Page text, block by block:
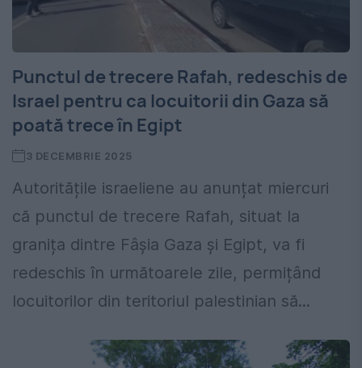
Punctul de trecere Rafah, redeschis de
Israel pentru ca locuitorii din Gaza să
poată trece în Egipt
3 DECEMBRIE 2025
Autoritățile israeliene au anunțat miercuri
că punctul de trecere Rafah, situat la
granița dintre Fâșia Gaza și Egipt, va fi
redeschis în următoarele zile, permițând
locuitorilor din teritoriul palestinian să...